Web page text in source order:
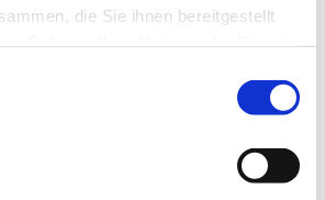
die Sie ihnen bereitgestellt
Sie auch